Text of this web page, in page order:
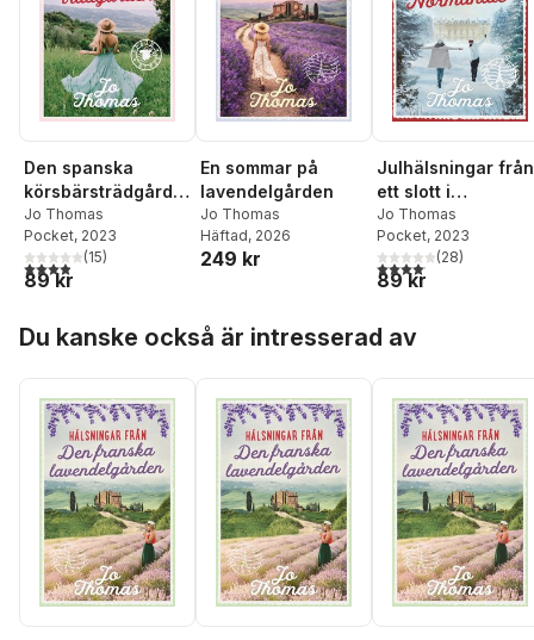
Den spanska
körsbärsträdgårde
n
Jo Thomas
Pocket, 2023
3,9utav 5 stjärnor. Totalt antal röster:
(15)
89 kr
En sommar på
lavendelgården
Jo Thomas
Häftad, 2026
249 kr
Julhälsningar från
ett slott i
Normandie
Jo Thomas
Pocket, 2023
4,1utav 5 stjärnor.
(28)
89 kr
Du kanske också är intresserad av